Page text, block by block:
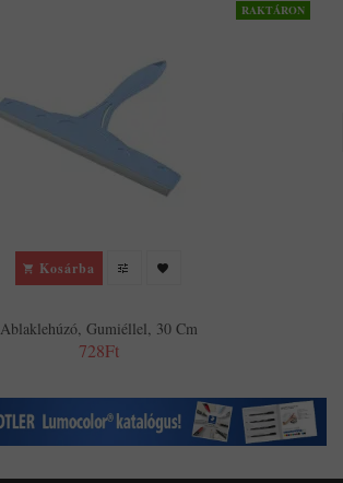
RAKTÁRON
Kosárba
Ablaklehúzó, Gumiéllel, 30 Cm
728Ft